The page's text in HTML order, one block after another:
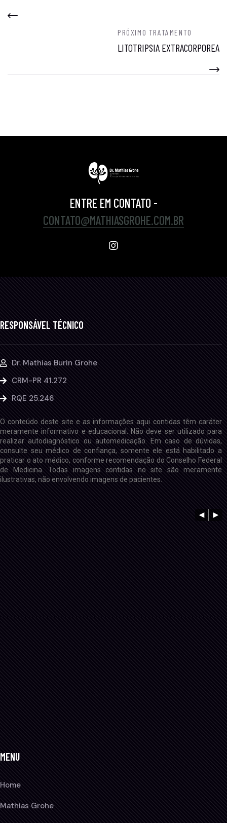
PRÓXIMO TRATAMENTO
LITOTRIPSIA EXTRACORPOREA
ENTRE EM CONTATO -
CONTATO@MATHIASGROHE.COM.BR
RESPONSÁVEL TÉCNICO
Dr. Mathias Burin Grohe
CRM-PR 41.272
RQE 25.246
O conteúdo deste site e as informações aqui contidas têm caráter
meramente informativo e educacional. Não deve ser utilizado para
realizar autodiagnóstico ou automedicação. Em caso de dúvidas,
consulte seu médico de confiança, somente ele está habilitado a
praticar o ato médico, conforme recomendação do Conselho Federal
de Medicina. Todas imagens contidas no site são meramente
ilustrativas, não envolvendo imagens de pacientes.
MENU
Home
Mathias Grohe